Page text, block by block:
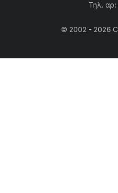
Τηλ.
© 2002 - 2026